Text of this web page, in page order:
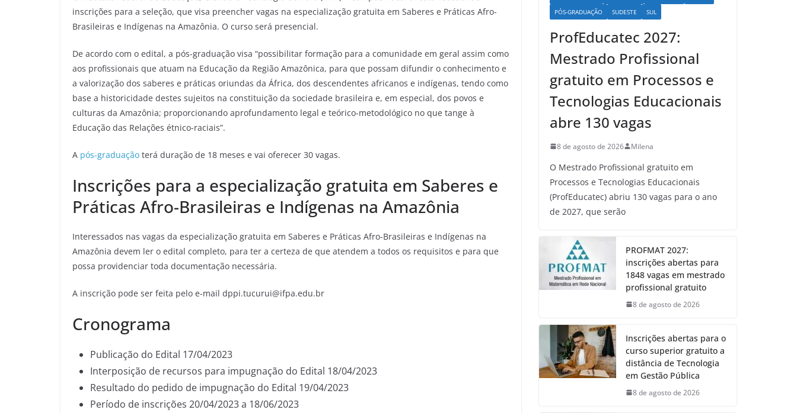
inscrições para a seleção, que visa preencher vagas na especialização gratuita em Saberes e Práticas Afro-
Brasileiras e Indígenas na Amazônia. O curso será presencial.
De acordo com o edital, a pós-graduação visa “possibilitar formação para a comunidade em geral assim como
aos profissionais que atuam na Educação da Região Amazônica, para que possam difundir o conhecimento e
a valorização dos saberes e práticas oriundas da África, dos descendentes africanos e indígenas, tendo como
base a historicidade destes sujeitos na constituição da sociedade brasileira e, em especial, dos povos e
culturas da Amazônia; proporcionando aprofundamento legal e teórico-metodológico no que tange à
Educação das Relações étnico-raciais”.
A pós-graduação terá duração de 18 meses e vai oferecer 30 vagas.
Inscrições para a especialização gratuita em Saberes e
Práticas Afro-Brasileiras e Indígenas na Amazônia
Interessados nas vagas da especialização gratuita em Saberes e Práticas Afro-Brasileiras e Indígenas na
Amazônia devem ler o edital completo, para ter a certeza de que atendem a todos os requisitos e para que
possa providenciar toda documentação necessária.
A inscrição pode ser feita pelo e-mail dppi.tucurui@ifpa.edu.br
Cronograma
Publicação do Edital 17/04/2023
Interposição de recursos para impugnação do Edital 18/04/2023
Resultado do pedido de impugnação do Edital 19/04/2023
Período de inscrições 20/04/2023 a 18/06/2023
PÓS-GRADUAÇÃO
SUDESTE SUL
ProfEducatec 2027:
Mestrado Profissional
gratuito em Processos e
Tecnologias Educacionais
abre 130 vagas
8 de agosto de 2026 Milena
O Mestrado Profissional gratuito em
Processos e Tecnologias Educacionais
(ProfEducatec) abriu 130 vagas para o ano
de 2027, que serão
PROFMAT 2027:
inscrições abertas para
1848 vagas em mestrado
profissional gratuito
8 de agosto de 2026
Inscrições abertas para o
curso superior gratuito a
distância de Tecnologia
em Gestão Pública
8 de agosto de 2026